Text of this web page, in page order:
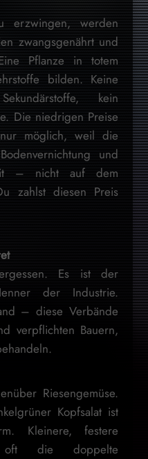
erzwingen, werden
zwangsgenährt und
Pflanze in totem
bilden. Keine
kein
Die niedrigen Preise
möglich, weil die
und
– nicht auf dem
zahlst diesen Preis
Es ist der
der Industrie.
– diese Verbände
verpflichten Bauern,
Riesengemüse.
Kopfsalat ist
Kleinere, festere
oft die doppelte